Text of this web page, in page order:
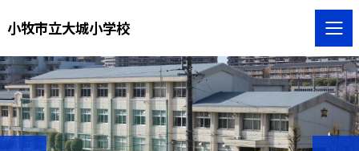
小牧市立大城小学校